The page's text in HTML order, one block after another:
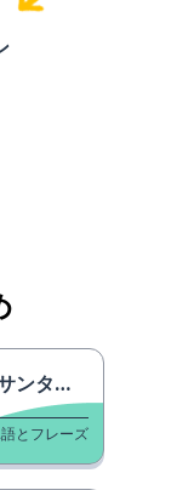
・ミー
とフレーズ